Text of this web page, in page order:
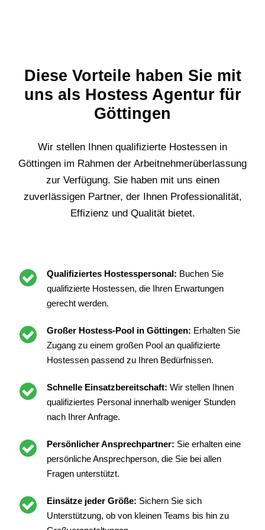
Diese Vorteile haben Sie mit
uns als Hostess Agentur für
Göttingen
Wir stellen Ihnen qualifizierte Hostessen in
Göttingen im Rahmen der Arbeitnehmerüberlassung
zur Verfügung. Sie haben mit uns einen
zuverlässigen Partner, der Ihnen Professionalität,
Effizienz und Qualität bietet.
Qualifiziertes Hostesspersonal: Buchen Sie
qualifizierte Hostessen, die Ihren Erwartungen
gerecht werden.
Großer Hostess-Pool in Göttingen: Erhalten Sie
Zugang zu einem großen Pool an qualifizierte
Hostessen passend zu Ihren Bedürfnissen.
Schnelle Einsatzbereitschaft: Wir stellen Ihnen
qualifiziertes Personal innerhalb weniger Stunden
nach Ihrer Anfrage.
Persönlicher Ansprechpartner: Sie erhalten eine
persönliche Ansprechperson, die Sie bei allen
Fragen unterstützt.
Einsätze jeder Größe: Sichern Sie sich
Unterstützung, ob von kleinen Teams bis hin zu